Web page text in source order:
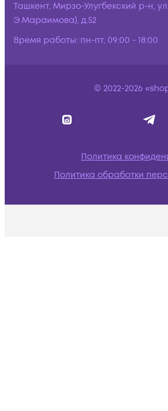
Ташкент, Мирзо-Улугбекский р-н,
Э.Мараимова), д.52
Время работы: пн-пт, 09:00 - 18:00
© 2022-2026
Политика
Политика обработки